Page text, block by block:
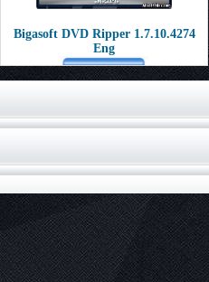
Bigasoft DVD Ripper 1.7.10.4274
Eng